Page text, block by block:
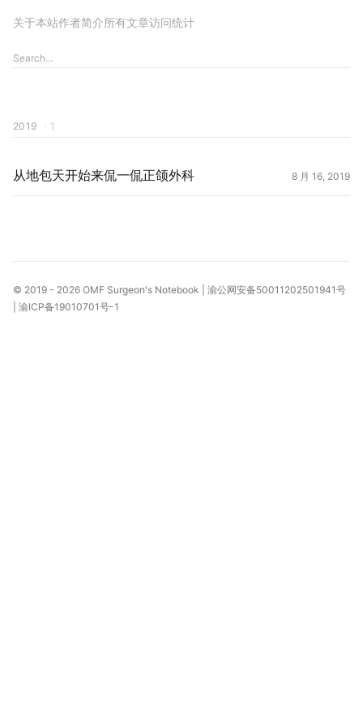
关于本站作者简介所有文章访问统计
2019 · 1
从地包天开始来侃一侃正颌外科 8 月 16, 2019
© 2019 - 2026 OMF Surgeon's Notebook
渝公网安备50011202501941号
渝ICP备19010701号-1